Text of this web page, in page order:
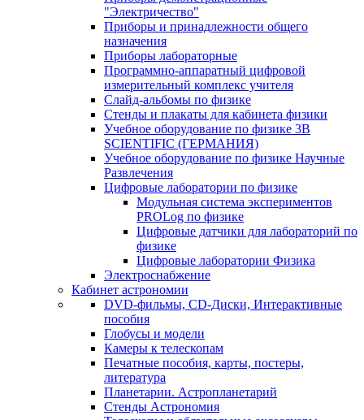
"Электричество"
Приборы и принадлежности общего
назначения
Приборы лабораторные
Программно-аппаратный цифровой
измерительный комплекс учителя
Слайд-альбомы по физике
Стенды и плакаты для кабинета физики
Учебное оборудование по физике 3B
SCIENTIFIC (ГЕРМАНИЯ)
Учебное оборудование по физике Научные
Развлечения
Цифровые лаборатории по физике
Модульная система экспериментов
PROLog по физике
Цифровые датчики для лабораторий по
физике
Цифровые лаборатории Физика
Электроснабжение
Кабинет астрономии
DVD-фильмы, CD-Диски, Интерактивные
пособия
Глобусы и модели
Камеры к телескопам
Печатные пособия, карты, постеры,
литература
Планетарии. Астропланетарий
Стенды Астрономия